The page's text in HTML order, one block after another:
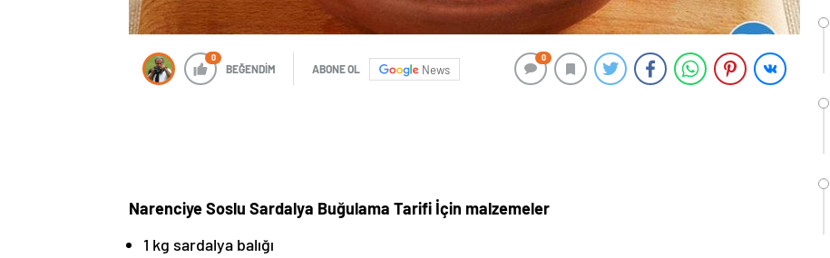
0
BEĞENDİM ABONE OL News
0
Narenciye Soslu Sardalya Buğulama Tarifi İçin malzemeler
1 kg sardalya balığı